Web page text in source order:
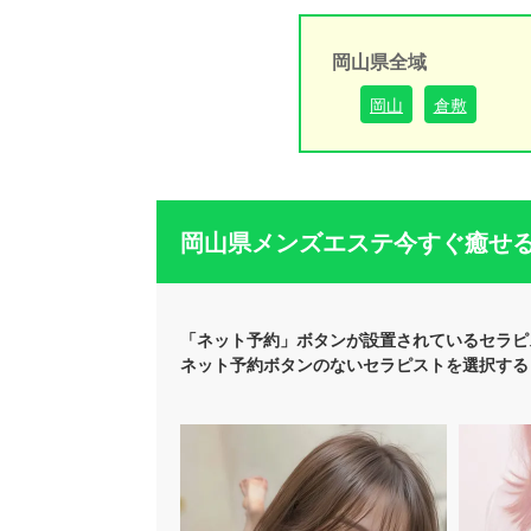
岡山県全域
岡山 倉敷
岡山県メンズエステ今すぐ癒せ
「ネット予約」ボタンが設置されているセラ
ネット予約ボタンのないセラピストを選択す